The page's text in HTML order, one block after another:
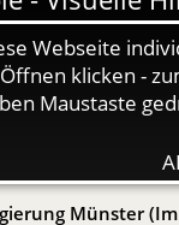
/ Vordrucke /
Münster